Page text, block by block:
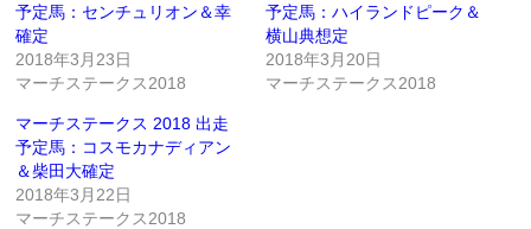
予定馬：センチュリオン＆幸
確定
2018年3月23日
マーチステークス2018
予定馬：ハイランドピーク＆
横山典想定
2018年3月20日
マーチステークス2018
マーチステークス 2018 出走
予定馬：コスモカナディアン
＆柴田大確定
2018年3月22日
マーチステークス2018